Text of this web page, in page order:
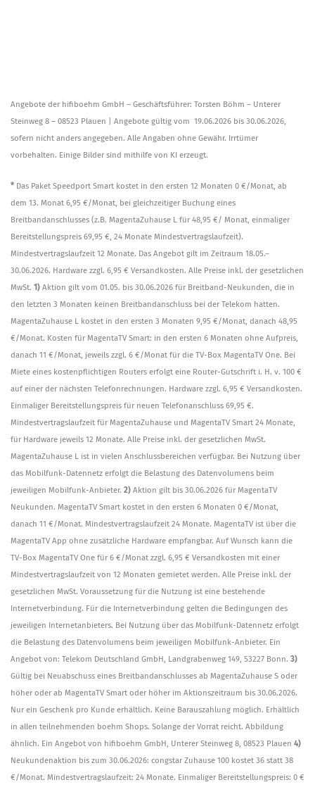
Angebote der hifiboehm GmbH – Geschäftsführer: Torsten Böhm – Unterer
Steinweg 8 – 08523 Plauen | Angebote gültig vom 19.06.2026 bis 30.06.2026,
sofern nicht anders angegeben. Alle Angaben ohne Gewähr. Irrtümer
vorbehalten. Einige Bilder sind mithilfe von KI erzeugt.
* Das Paket Speedport Smart kostet in den ersten 12 Monaten 0 €/Monat, ab
dem 13. Monat 6,95 €/Monat, bei gleichzeitiger Buchung eines
Breitbandanschlusses (z.B. MagentaZuhause L für 48,95 €/ Monat, einmaliger
Bereitstellungspreis 69,95 €, 24 Monate Mindestvertragslaufzeit).
Mindestvertragslaufzeit 12 Monate. Das Angebot gilt im Zeitraum 18.05.–
30.06.2026. Hardware zzgl. 6,95 € Versandkosten. Alle Preise inkl. der gesetzlichen
MwSt. 1) Aktion gilt vom 01.05. bis 30.06.2026 für Breitband-Neukunden, die in
den letzten 3 Monaten keinen Breitbandanschluss bei der Telekom hatten.
MagentaZuhause L kostet in den ersten 3 Monaten 9,95 €/Monat, danach 48,95
€/Monat. Kosten für MagentaTV Smart: in den ersten 6 Monaten ohne Aufpreis,
danach 11 €/Monat, jeweils zzgl. 6 €/Monat für die TV-Box MagentaTV One. Bei
Miete eines kostenpflichtigen Routers erfolgt eine Router-Gutschrift i. H. v. 100 €
auf einer der nächsten Telefonrechnungen. Hardware zzgl. 6,95 € Versandkosten.
Einmaliger Bereitstellungspreis für neuen Telefonanschluss 69,95 €.
Mindestvertragslaufzeit für MagentaZuhause und MagentaTV Smart 24 Monate,
für Hardware jeweils 12 Monate. Alle Preise inkl. der gesetzlichen MwSt.
MagentaZuhause L ist in vielen Anschlussbereichen verfügbar. Bei Nutzung über
das Mobilfunk-Datennetz erfolgt die Belastung des Datenvolumens beim
jeweiligen Mobilfunk-Anbieter. 2) Aktion gilt bis 30.06.2026 für MagentaTV
Neukunden. MagentaTV Smart kostet in den ersten 6 Monaten 0 €/Monat,
danach 11 €/Monat. Mindestvertragslaufzeit 24 Monate. MagentaTV ist über die
MagentaTV App ohne zusätzliche Hardware empfangbar. Auf Wunsch kann die
TV-Box MagentaTV One für 6 €/Monat zzgl. 6,95 € Versandkosten mit einer
Mindestvertragslaufzeit von 12 Monaten gemietet werden. Alle Preise inkl. der
gesetzlichen MwSt. Voraussetzung für die Nutzung ist eine bestehende
Internetverbindung. Für die Internetverbindung gelten die Bedingungen des
jeweiligen Internetanbieters. Bei Nutzung über das Mobilfunk-Datennetz erfolgt
die Belastung des Datenvolumens beim jeweiligen Mobilfunk-Anbieter. Ein
Angebot von: Telekom Deutschland GmbH, Landgrabenweg 149, 53227 Bonn. 3)
Gültig bei Neuabschuss eines Breitbandanschlusses ab MagentaZuhause S oder
höher oder ab MagentaTV Smart oder höher im Aktionszeitraum bis 30.06.2026.
Nur ein Geschenk pro Kunde erhältlich. Keine Barauszahlung möglich. Erhältlich
in allen teilnehmenden boehm Shops. Solange der Vorrat reicht. Abbildung
ähnlich. Ein Angebot von hifiboehm GmbH, Unterer Steinweg 8, 08523 Plauen 4)
Neukundenaktion bis zum 30.06.2026: congstar Zuhause 100 kostet 36 statt 38
€/Monat. Mindestvertragslaufzeit: 24 Monate. Einmaliger Bereitstellungspreis: 0 €